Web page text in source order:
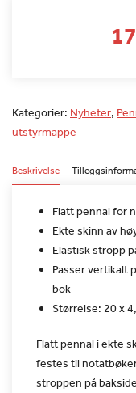
Kategorier: Nyheter,
utstyrmappe
Beskrivelse
Flatt pennal for
Ekte skinn av
Elastisk stropp
Passer vertikalt
bok
Størrelse: 20 x
Flatt pennal i ekte
festes til
stroppen på